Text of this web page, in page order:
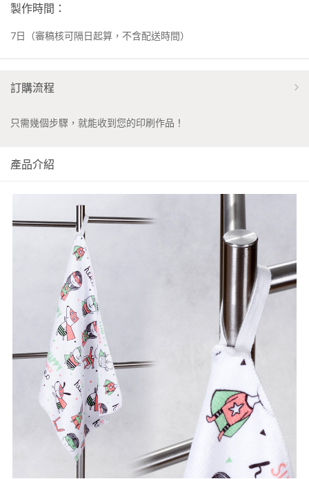
製作時間：
7日 （審稿核可隔日起算，不含配送時間）
訂購流程
只需幾個步驟，就能收到您的印刷作品！
產品介紹